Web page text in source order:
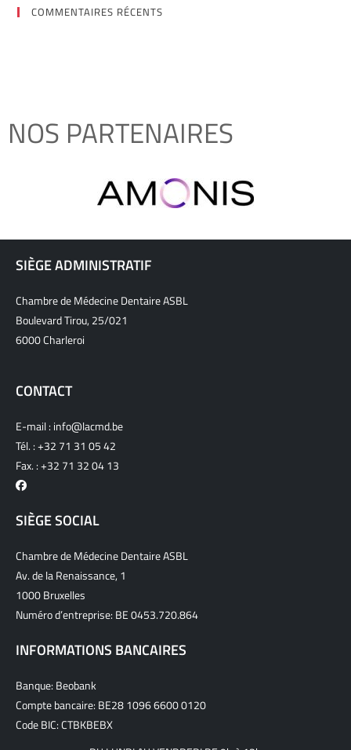
COMMENTAIRES RÉCENTS
NOS PARTENAIRES
SIÈGE ADMINISTRATIF
Chambre de Médecine Dentaire ASBL
Boulevard Tirou, 25/021
6000 Charleroi
CONTACT
E-mail : info@lacmd.be
Tél. :+32 71 31 05 42
Fax. : +32 71 32 04 13
SIÈGE SOCIAL
Chambre de Médecine Dentaire ASBL
Av. de la Renaissance, 1
1000 Bruxelles
Numéro d’entreprise: BE 0453.720.864
INFORMATIONS BANCAIRES
Banque: Beobank
Compte bancaire: BE28 1096 6600 0120
Code BIC: CTBKBEBX